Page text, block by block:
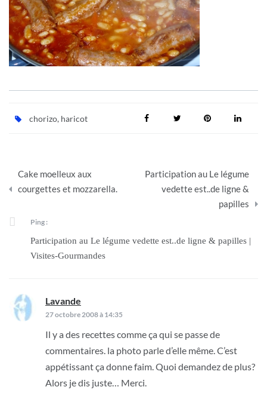
chorizo, haricot
de
Cake moelleux aux
courgettes et mozzarella.
Participation au Le légume
vedette est..de ligne &
papilles
Ping :
Participation au Le légume vedette est..de ligne & papilles |
Visites-Gourmandes
Lavande
27 octobre 2008 à 14:35
Il y a des recettes comme ça qui se passe de
commentaires. la photo parle d’elle même. C’est
appétissant ça donne faim. Quoi demandez de plus?
Alors je dis juste… Merci.